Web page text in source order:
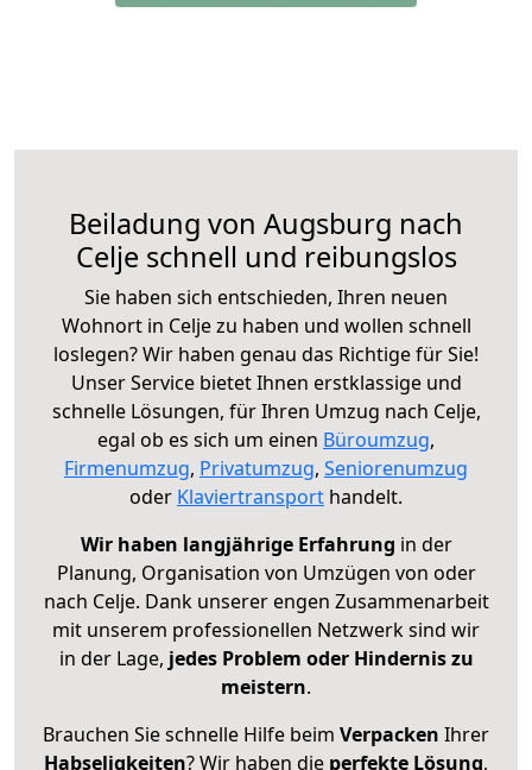
Beiladung von Augsburg nach
Celje schnell und reibungslos
Sie haben sich entschieden, Ihren neuen
Wohnort in Celje zu haben und wollen schnell
loslegen? Wir haben genau das Richtige für Sie!
Unser Service bietet Ihnen erstklassige und
schnelle Lösungen, für Ihren Umzug nach Celje,
egal ob es sich um einen Büroumzug,
Firmenumzug, Privatumzug, Seniorenumzug
oder Klaviertransport handelt.
Wir haben langjährige Erfahrung in der
Planung, Organisation von Umzügen von oder
nach Celje. Dank unserer engen Zusammenarbeit
mit unserem professionellen Netzwerk sind wir
in der Lage, jedes Problem oder Hindernis zu
meistern.
Brauchen Sie schnelle Hilfe beim Verpacken Ihrer
Habseligkeiten? Wir haben die perfekte Lösung,